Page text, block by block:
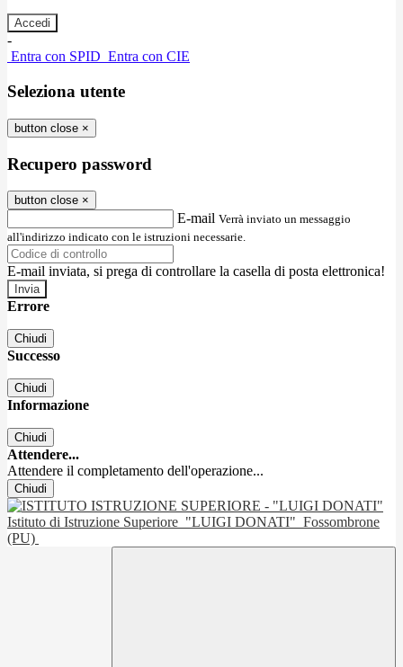
-
Entra con SPID Entra con CIE
Seleziona utente
button close ×
Recupero password
button close ×
E-mail Verrà inviato un messaggio
all'indirizzo indicato con le istruzioni necessarie.
E-mail inviata, si prega di controllare la casella di posta elettronica!
Errore
Chiudi
Successo
Chiudi
Informazione
Chiudi
Attendere...
Attendere il completamento dell'operazione...
Chiudi
Istituto di Istruzione Superiore "LUIGI DONATI" Fossombrone
(PU)